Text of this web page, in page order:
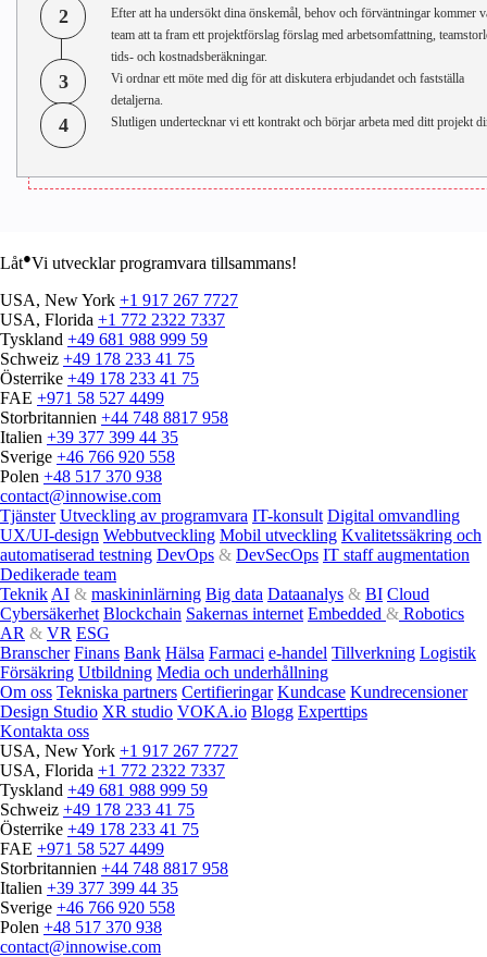
2
Efter att ha undersökt dina önskemål, behov och förväntningar kommer
team att ta fram ett projektförslag förslag med arbetsomfattning,
tids- och kostnadsberäkningar.
3
Vi ordnar ett möte med dig för att diskutera erbjudandet och fastställa
detaljerna.
4 Slutligen undertecknar vi ett kontrakt och börjar arbeta med ditt projekt
Låt●Vi utvecklar programvara tillsammans!
USA, New York +1 917 267 7727
USA, Florida +1 772 2322 7337
Tyskland +49 681 988 999 59
Schweiz +49 178 233 41 75
Österrike +49 178 233 41 75
FAE +971 58 527 4499
Storbritannien +44 748 8817 958
Italien +39 377 399 44 35
Sverige +46 766 920 558
Polen +48 517 370 938
contact@innowise.com
Tjänster Utveckling av programvara IT-konsult Digital omvandling
UX/UI-design Webbutveckling Mobil utveckling Kvalitetssäkring och
automatiserad testning DevOps & DevSecOps IT staff augmentation
Dedikerade team
Teknik AI & maskininlärning Big data Dataanalys & BI Cloud
Cybersäkerhet Blockchain Sakernas internet Embedded & Robotics
AR & VR ESG
Branscher Finans Bank Hälsa Farmaci e‑handel Tillverkning Logistik
Försäkring Utbildning Media och underhållning
Om oss Tekniska partners Certifieringar Kundcase Kundrecensioner
Design Studio XR studio VOKA.io Blogg Experttips
Kontakta oss
USA, New York +1 917 267 7727
USA, Florida +1 772 2322 7337
Tyskland +49 681 988 999 59
Schweiz +49 178 233 41 75
Österrike +49 178 233 41 75
FAE +971 58 527 4499
Storbritannien +44 748 8817 958
Italien +39 377 399 44 35
Sverige +46 766 920 558
Polen +48 517 370 938
contact@innowise.com